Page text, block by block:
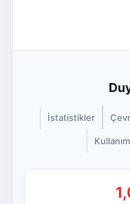
İstatistikler